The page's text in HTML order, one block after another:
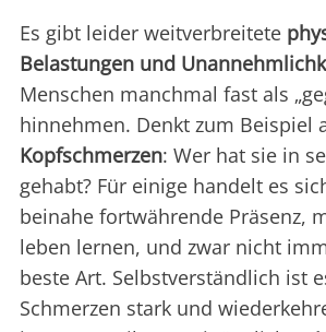
Es gibt leider weitverbreitete
Belastungen und
Menschen manchmal fast als
hinnehmen. Denkt zum Beispiel
Kopfschmerzen: Wer hat sie in
gehabt? Für einige handelt es
beinahe fortwährende Präsenz,
leben lernen, und zwar nicht
beste Art. Selbstverständlich ist
Schmerzen stark und